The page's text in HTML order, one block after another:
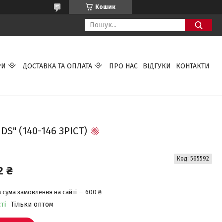
Кошик
ДОСТАВКА ТА ОПЛАТА ПРО НАС ВІДГУКИ КОНТАКТИ
(140-146 ЗРІСТ)
₴
сума замовлення на сайті — 600 ₴
Тільки оптом
Код: 565592